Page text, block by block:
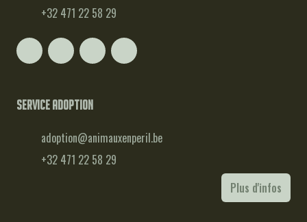
+32 471 22 58 29
Service adoption
adoption@animauxenperil.be
+32 471 22 58 29
Plus d'infos